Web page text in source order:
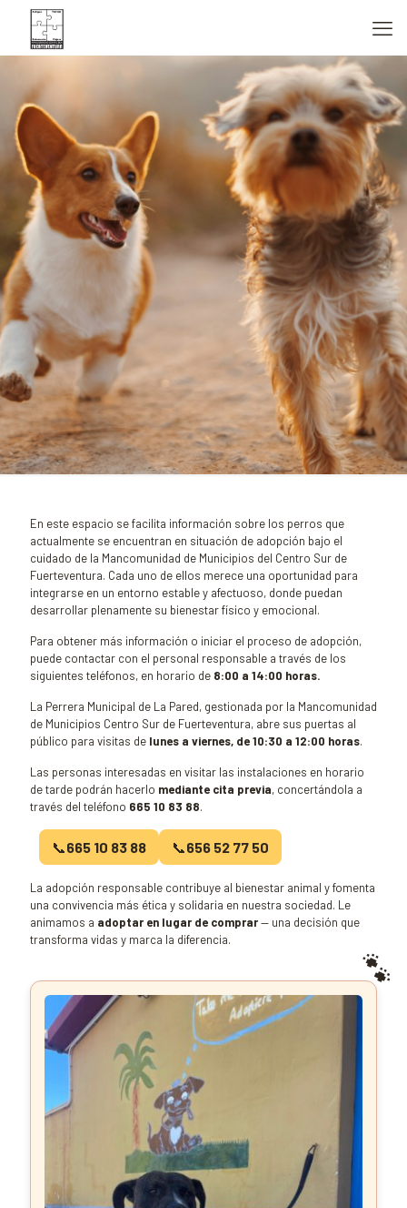
En este espacio se facilita información sobre los perros que
actualmente se encuentran en situación de adopción bajo el
cuidado de la Mancomunidad de Municipios del Centro Sur de
Fuerteventura. Cada uno de ellos merece una oportunidad para
integrarse en un entorno estable y afectuoso, donde puedan
desarrollar plenamente su bienestar físico y emocional.
Para obtener más información o iniciar el proceso de adopción,
puede contactar con el personal responsable a través de los
siguientes teléfonos, en horario de 8:00 a 14:00 horas.
La Perrera Municipal de La Pared, gestionada por la Mancomunidad
de Municipios Centro Sur de Fuerteventura, abre sus puertas al
público para visitas de lunes a viernes, de 10:30 a 12:00 horas.
Las personas interesadas en visitar las instalaciones en horario
de tarde podrán hacerlo mediante cita previa, concertándola a
través del teléfono 665 10 83 88.
📞665 10 83 88 📞656 52 77 50
La adopción responsable contribuye al bienestar animal y fomenta
una convivencia más ética y solidaria en nuestra sociedad. Le
animamos a adoptar en lugar de comprar— una decisión que
transforma vidas y marca la diferencia.